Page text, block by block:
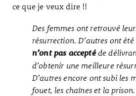
ce que je veux dire !!
Des femmes ont retrouvé
résurrection. D’autres ont
n’ont pas acceptéde
d’obtenir une meilleure
D’autres encore ont subi les
fouet, les chaînes et la